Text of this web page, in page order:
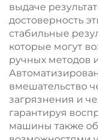
выдаче
достоверность
стабильные
которые могут
ручных методов
вмешательство
загрязнения и
гарантируя
машины также